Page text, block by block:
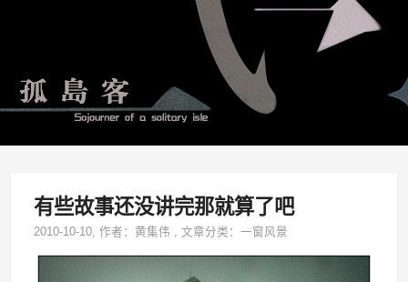
有些故事还没讲完那就算了吧
2010-10-10, 作者：黄集伟 ,文章分类：一窗风景